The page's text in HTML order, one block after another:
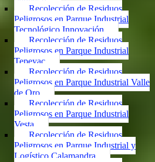
Recolección de Residuos
Peligrosos en Parque Industrial
Tecnológico Innovación
Recolección de Residuos
Peligrosos en Parque Industrial
Tepeyac
Recolección de Residuos
Peligrosos en Parque Industrial Valle
de Oro
Recolección de Residuos
Peligrosos en Parque Industrial
Vesta
Recolección de Residuos
Peligrosos en Parque Industrial y
Logístico Calamandra